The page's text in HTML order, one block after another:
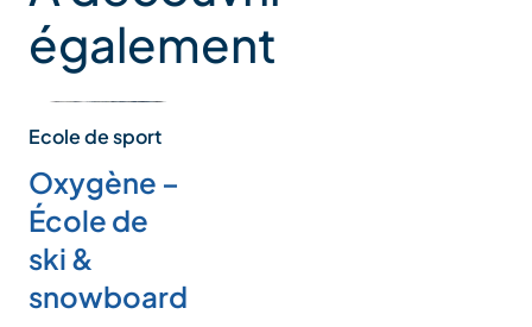
également
Ecole de sport
Oxygène –
École de
ski &
snowboard